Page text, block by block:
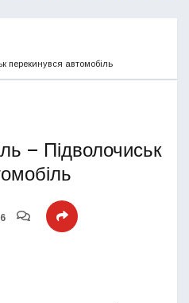
перекинувся автомобіль
– Підволочиськ